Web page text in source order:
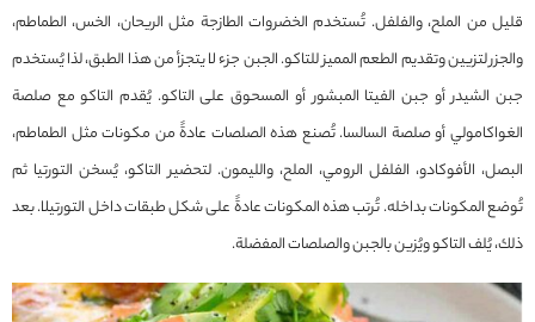
قليل من الملح، والفلفل. تُستخدم الخضروات الطازجة مثل الريحان، الخس، الطماطم،
والجزر لتزيين وتقديم الطعم المميز للتاكو. الجبن جزء لا يتجزأ من هذا الطبق، لذا يُستخدم
جبن الشيدر أو جبن الفيتا المبشور أو المسحوق على التاكو. يُقدم التاكو مع صلصة
الغواكامولي أو صلصة السالسا. تُصنع هذه الصلصات عادةً من مكونات مثل الطماطم،
البصل، الأفوكادو، الفلفل الرومي، الملح، والليمون. لتحضير التاكو، يُسخن التورتيا ثم
تُوضع المكونات بداخله. تُرتب هذه المكونات عادةً على شكل طبقات داخل التورتيلا. بعد
ذلك، يُلف التاكو ويُزين بالجبن والصلصات المفضلة.